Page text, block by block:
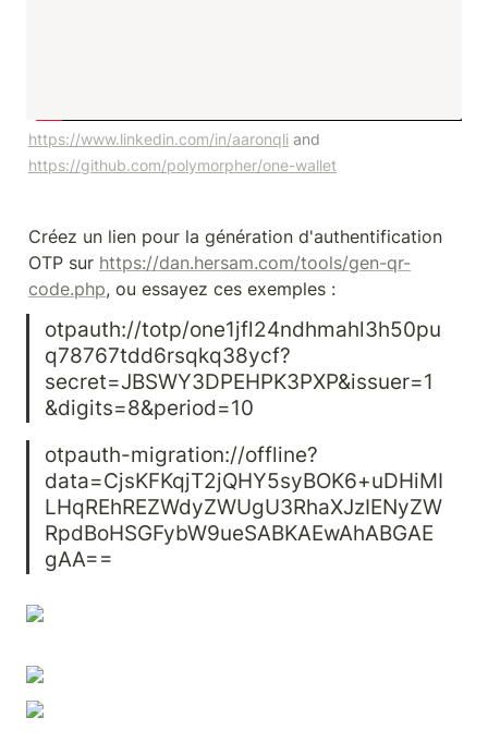
https://www.linkedin.com/in/aaronqli
https://github.com/polymorpher/one-wallet
Créez un lien pour la génération d'authentification
OTP sur https://dan.hersam.com/tools/gen-qr-
code.php, ou essayez ces exemples :
otpauth://totp/one1jfl24ndhmahl3h50pu
q78767tdd6rsqkq38ycf?
secret=JBSWY3DPEHPK3PXP&issuer=1
&digits=8&period=10
otpauth-migration://offline?
data=CjsKFKqjT2jQHY5syBOK6+uDHiMI
LHqREhREZWdyZWUgU3RhaXJzIENyZW
RpdBoHSGFybW9ueSABKAEwAhABGAE
gAA==